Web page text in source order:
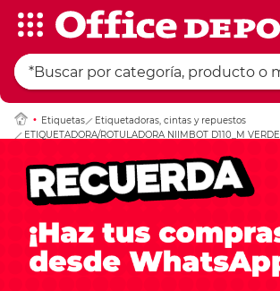
Etiquetas
Etiquetadoras, cintas y repuestos
ETIQUETADORA/ROTULADORA NIIMBOT D110_M VERDE